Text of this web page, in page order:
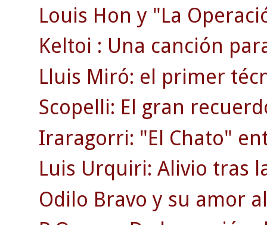
Louis Hon y "La
Keltoi : Una canción
Lluis Miró: el primer
Scopelli: El gran
Iraragorri: "El Chato"
Luis Urquiri: Alivio tras
Odilo Bravo y su amor